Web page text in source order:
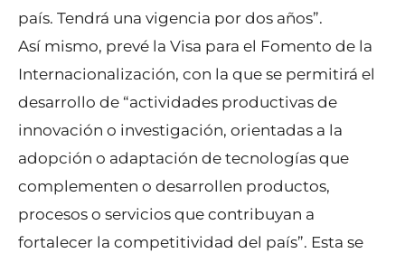
país. Tendrá una vigencia por dos años”.
Así mismo, prevé la Visa para el Fomento de la
Internacionalización, con la que se permitirá el
desarrollo de “actividades productivas de
innovación o investigación, orientadas a la
adopción o adaptación de tecnologías que
complementen o desarrollen productos,
procesos o servicios que contribuyan a
fortalecer la competitividad del país”. Esta se